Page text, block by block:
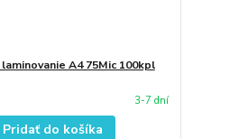
A4 75Mic 100kpl
3-7 dní
Pridať do košíka